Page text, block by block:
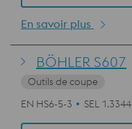
En savoir plus
BÖHLER S607
Outils de coupe
EN HS6-5-3
SEL 1.3344